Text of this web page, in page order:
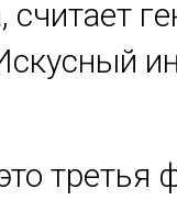
считает
третья